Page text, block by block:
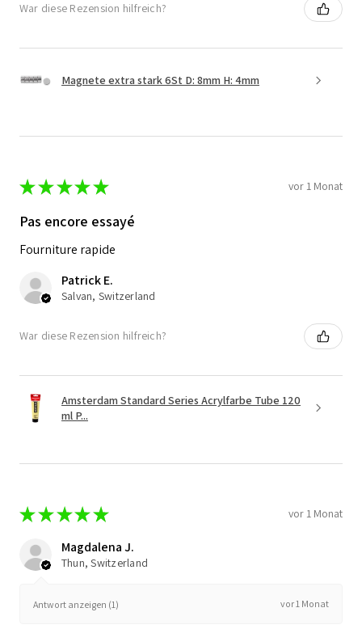
War diese Rezension hilfreich?
Magnete extra stark 6St D: 8mm H: 4mm
★★ ★★★ vor 1 Monat
Pas encore essayé
Fourniture rapide
Patrick E.
Salvan, Switzerland
War diese Rezension hilfreich?
Amsterdam Standard Series Acrylfarbe Tube 120
ml P...
★★ ★★★ vor 1 Monat
Magdalena J.
Thun, Switzerland
Antwort anzeigen (1) vor 1 Monat